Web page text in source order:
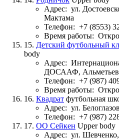
Адрес: ул.
Мактама
Телефон: +7 (8553)
Время работы:
15. Детский футбольный
body
Адрес:
ДОСААФ,
Телефон: +7 (987)
Время работы:
16. Квадрат футбольная
Адрес: ул.
Телефон: +7 (987)
17. ОО Сейкен Upper body
Адрес: ул.